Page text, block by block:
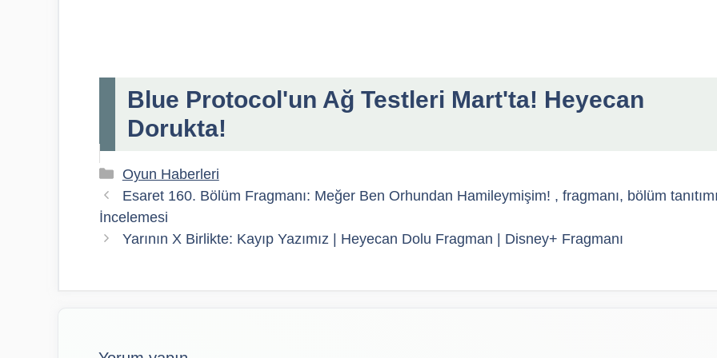
Blue Protocol'un Ağ Testleri Mart'ta! Heyecan
Dorukta!
Kategoriler
Oyun Haberleri
Esaret 160. Bölüm Fragmanı: Meğer Ben Orhundan Hamileymişim! , fragmanı, bölüm
İncelemesi
Yarının X Birlikte: Kayıp Yazımız | Heyecan Dolu Fragman | Disney+ Fragmanı